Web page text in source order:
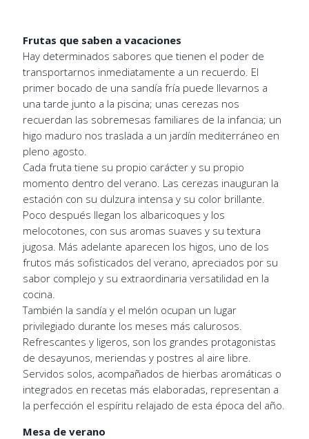
Frutas que saben a vacaciones
Hay determinados sabores que tienen el poder de
transportarnos inmediatamente a un recuerdo. El
primer bocado de una sandía fría puede llevarnos a
una tarde junto a la piscina; unas cerezas nos
recuerdan las sobremesas familiares de la infancia; un
higo maduro nos traslada a un jardín mediterráneo en
pleno agosto.
Cada fruta tiene su propio carácter y su propio
momento dentro del verano. Las cerezas inauguran la
estación con su dulzura intensa y su color brillante.
Poco después llegan los albaricoques y los
melocotones, con sus aromas suaves y su textura
jugosa. Más adelante aparecen los higos, uno de los
frutos más sofisticados del verano, apreciados por su
sabor complejo y su extraordinaria versatilidad en la
cocina.
También la sandía y el melón ocupan un lugar
privilegiado durante los meses más calurosos.
Refrescantes y ligeros, son los grandes protagonistas
de desayunos, meriendas y postres al aire libre.
Servidos solos, acompañados de hierbas aromáticas o
integrados en recetas más elaboradas, representan a
la perfección el espíritu relajado de esta época del año.
Mesa de verano